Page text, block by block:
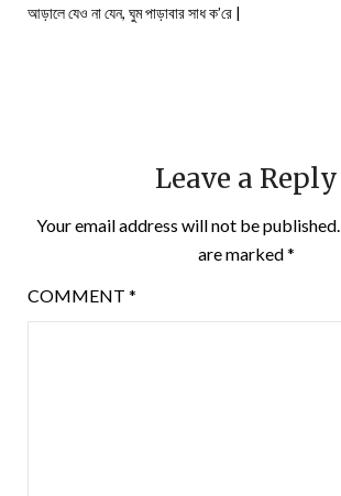
আড়ালে যেও না যেন, ঘুম পাড়াবার সাধ ক’রে |
Leave a Reply
Your email address will not be published.
are marked*
COMMENT *